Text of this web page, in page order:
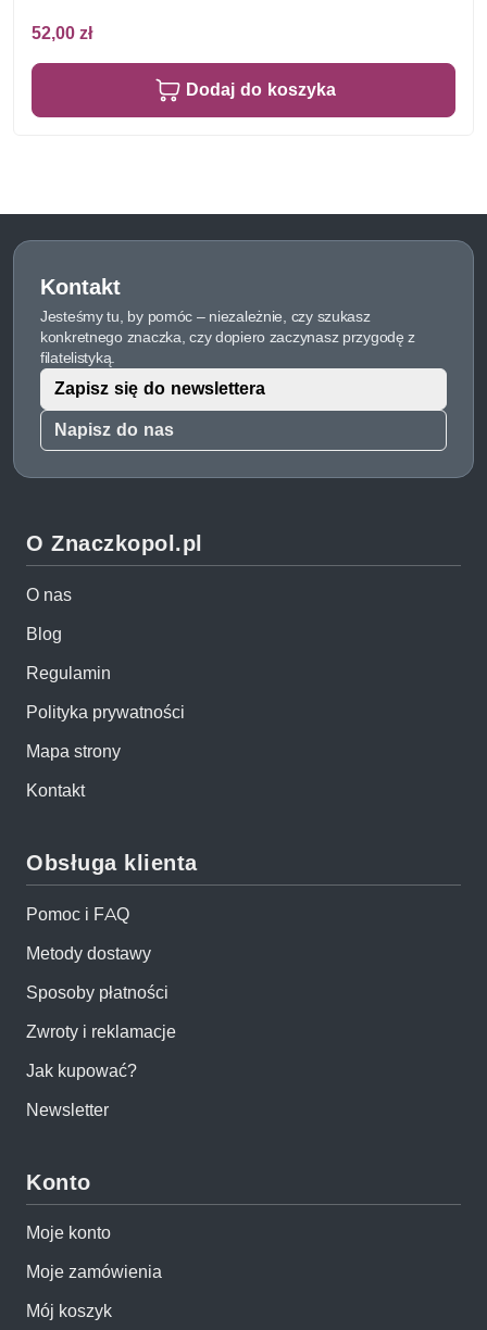
52,00 zł
Dodaj do koszyka
Kontakt
Jesteśmy tu, by pomóc – niezależnie, czy szukasz
konkretnego znaczka, czy dopiero zaczynasz przygodę z
filatelistyką.
Napisz do nas
Zapisz się do newslettera
O Znaczkopol.pl
O nas
Blog
Regulamin
Polityka prywatności
Mapa strony
Kontakt
Obsługa klienta
Pomoc i FAQ
Metody dostawy
Sposoby płatności
Zwroty i reklamacje
Jak kupować?
Newsletter
Konto
Moje konto
Moje zamówienia
Mój koszyk